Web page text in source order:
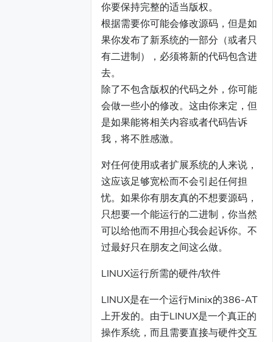
你要保持完整的适当版权。
根据需要你可能会修改源码，但是如
果你发布了新系统的一部分（或者只
有二进制），必须将新的代码包含进
去。
除了不包含版权的代码之外，你可能
会做一些小的修改。这由你来定，但
是如果能将相关内容或者代码告诉
我，将不胜感激。
对任何使用或者扩展系统的人来说，
这应该足够宽松而不会引起任何担
忧。如果你有朋友真的不想要源码，
只想要一个能运行的二进制，你当然
可以给他而不用担心我会起诉你。不
过最好只在朋友之间这么做。
LINUX运行所需的硬件/软件
LINUX是在一个运行Minix的386-AT
上开发的。由于LINUX是一个真正的
操作系统，而且需要直接与硬件交互